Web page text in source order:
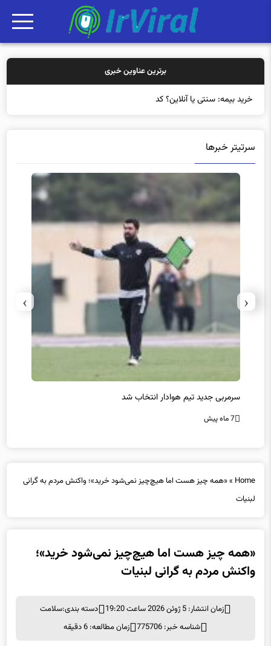
برترین عناوین خبری
خرید بیمه: سنتی یا آنلاین؟ کدامیک تجربه
سرتیتر خبرها
سرمربی جدید تیم هوادار انتخاب شد
7 ماه پیش
‹
›
Home
»«همه چیز هست اما هیچ‌چیز نمی‌شود خرید»؛ واکنش مردم به گرانی
لبنیات
«همه چیز هست اما هیچ‌چیز نمی‌شود خرید»؛
واکنش مردم به گرانی لبنیات
زمان انتشار: 5 ژوئن 2026 ساعت 19:20 دسته بندی:سلامت
شناسه خبر: 775706
زمان مطالعه: 6 دقیقه